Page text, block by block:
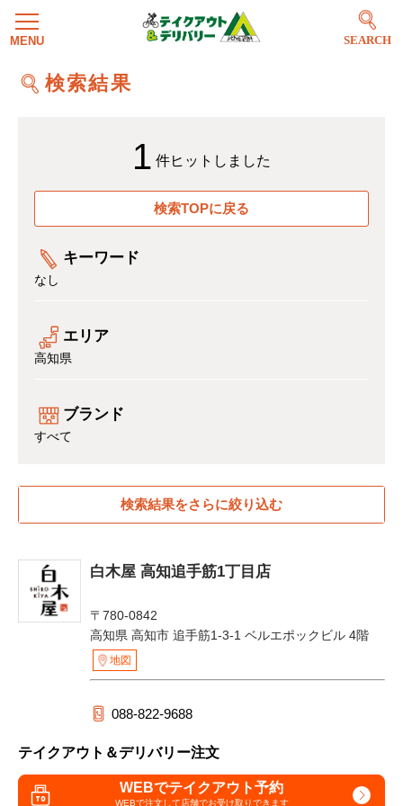
SEARCH
検索結果
1 件ヒットしました
検索TOPに戻る
キーワード
なし
エリア
高知県
ブランド
すべて
検索結果をさらに絞り込む
白木屋 高知追手筋1丁目店
〒780-0842
高知県 高知市 追手筋1-3-1 ベルエポックビル 4階
地図
088-822-9688
テイクアウト＆デリバリー注文
WEBでテイクアウト予約
WEBで注文して店舗でお受け取りできます